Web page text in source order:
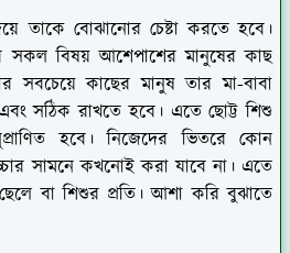
তাকে বোঝানোর চেষ্টা করতে হবে।
বিষয় আশেপাশের মানুষের কাছ
সবচেয়ে কাছের মানুষ তার মা-বাবা
সঠিক রাখতে হবে। এতে ছোট্ট শিশু
হবে। নিজেদের ভিতরে কোন
সামনে কখনোই করা যাবে না। এতে
বা শিশুর প্রতি। আশা করি বুঝাতে